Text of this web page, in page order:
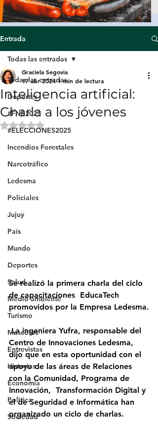
Entrada
Todas las entradas
Deportes
#FNE2025
#ELECCIONES2025
Incendios Forestales
Narcotráfico
Ledesma
Policiales
Jujuy
País
Mundo
Deportes
Salud
Medio ambiente
Turismo
Mascotas
Entrevistas
Historias
Economía
Politica
Sociedad
Todas las entradas
Inteligencia artificial:
Charla a los jóvenes
Graciela Segovia
17 abr 2024 1 min de lectura
Obtuvo NaN de 5 estrellas.
Se realizó la primera charla del ciclo
de capacitaciones  EducaTech
promovidos por la Empresa Ledesma.
La ingeniera Yufra, responsable del
Centro de Innovaciones Ledesma,
dijo que en esta oportunidad con el
apoyo de las áreas de Relaciones
con la Comunidad, Programa de
Innovación,  Transformación Digital y
el de Seguridad e Informática han
organizado un ciclo de charlas.